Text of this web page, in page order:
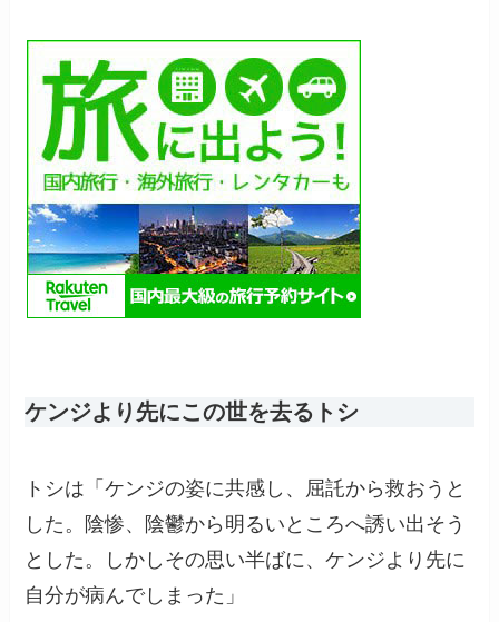
ケンジより先にこの世を去るトシ
トシは「ケンジの姿に共感し、屈託から救おうと
した。陰惨、陰鬱から明るいところへ誘い出そう
とした。しかしその思い半ばに、ケンジより先に
自分が病んでしまった」